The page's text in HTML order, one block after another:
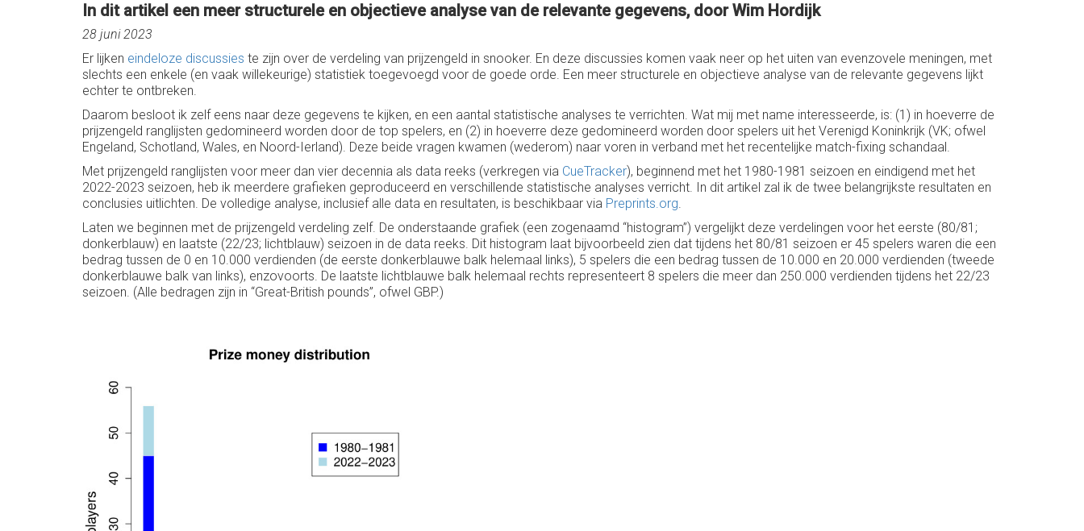
In dit artikel een meer structurele en objectieve analyse van de relevante gegevens, door Wim Hordijk
28 juni 2023
Er lijken eindeloze discussies te zijn over de verdeling van prijzengeld in snooker. En deze discussies komen vaak neer op het uiten van evenzovele meningen, met
slechts een enkele (en vaak willekeurige) statistiek toegevoegd voor de goede orde. Een meer structurele en objectieve analyse van de relevante gegevens lijkt
echter te ontbreken.
Daarom besloot ik zelf eens naar deze gegevens te kijken, en een aantal statistische analyses te verrichten. Wat mij met name interesseerde, is: (1) in hoeverre de
prijzengeld ranglijsten gedomineerd worden door de top spelers, en (2) in hoeverre deze gedomineerd worden door spelers uit het Verenigd Koninkrijk (VK; ofwel
Engeland, Schotland, Wales, en Noord-Ierland). Deze beide vragen kwamen (wederom) naar voren in verband met het recentelijke match-fixing schandaal.
Met prijzengeld ranglijsten voor meer dan vier decennia als data reeks (verkregen via CueTracker), beginnend met het 1980-1981 seizoen en eindigend met het
2022-2023 seizoen, heb ik meerdere grafieken geproduceerd en verschillende statistische analyses verricht. In dit artikel zal ik de twee belangrijkste resultaten en
conclusies uitlichten. De volledige analyse, inclusief alle data en resultaten, is beschikbaar via Preprints.org.
Laten we beginnen met de prijzengeld verdeling zelf. De onderstaande grafiek (een zogenaamd “histogram”) vergelijkt deze verdelingen voor het eerste (80/81;
donkerblauw) en laatste (22/23; lichtblauw) seizoen in de data reeks. Dit histogram laat bijvoorbeeld zien dat tijdens het 80/81 seizoen er 45 spelers waren die een
bedrag tussen de 0 en 10.000 verdienden (de eerste donkerblauwe balk helemaal links), 5 spelers die een bedrag tussen de 10.000 en 20.000 verdienden (tweede
donkerblauwe balk van links), enzovoorts. De laatste lichtblauwe balk helemaal rechts representeert 8 spelers die meer dan 250.000 verdienden tijdens het 22/23
seizoen. (Alle bedragen zijn in “Great-British pounds”, ofwel GBP.)